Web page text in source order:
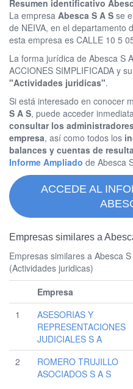
Resumen identificativo
La empresa Abesca S A S se
de NEIVA, en el departamento
esta empresa es CALLE 10 5
La forma jurídica de Abesca S
ACCIONES SIMPLIFICADA y su
"Actividades juridicas".
Si está interesado en conocer
S A S, puede acceder
consultar los
empresa, así como todos los
balances y cuentas de
Informe Ampliado de Abesca
ACCEDE AL
Empresas similares a
Empresas similares a Abesca
(Actividades juridicas)
Empresa
1
ASESORIAS Y
REPRESENTACIONES
JUDICIALES S A
2
ROMERO TRUJILLO
ASOCIADOS S A S